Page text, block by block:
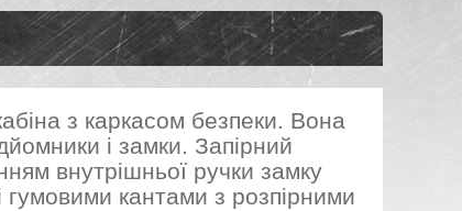
з каркасом безпеки. Вона
і замки. Запірний
внутрішньої ручки замку
гумовими кантами з розпірними